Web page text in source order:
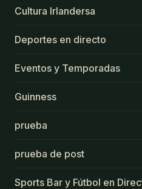
Cultura Irlandersa
Deportes en directo
Eventos y Temporadas
Guinness
prueba
prueba de post
Sports Bar y Fútbol en